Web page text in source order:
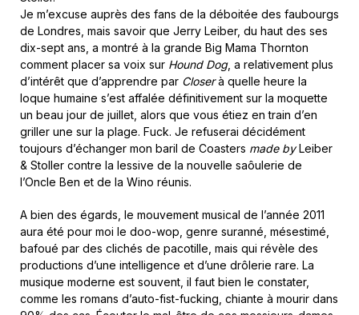
Je m’excuse auprès des fans de la déboitée des faubourgs
de Londres, mais savoir que Jerry Leiber, du haut des ses
dix-sept ans, a montré à la grande Big Mama Thornton
comment placer sa voix sur Hound Dog, a relativement plus
d’intérêt que d’apprendre par Closerà quelle heure la
loque humaine s’est affalée définitivement sur la moquette
un beau jour de juillet, alors que vous étiez en train d’en
griller une sur la plage. Fuck. Je refuserai décidément
toujours d’échanger mon baril de Coasters made byLeiber
& Stoller contre la lessive de la nouvelle saôulerie de
l’Oncle Ben et de la Wino réunis.
A bien des égards, le mouvement musical de l’année 2011
aura été pour moi le doo-wop, genre suranné, mésestimé,
bafoué par des clichés de pacotille, mais qui révèle des
productions d’une intelligence et d’une drôlerie rare. La
musique moderne est souvent, il faut bien le constater,
comme les romans d’auto-fist-fucking, chiante à mourir dans